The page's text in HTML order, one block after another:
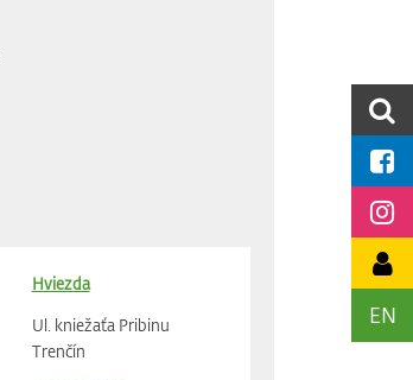
EN
Hviezda
Ul. kniežaťa Pribinu
Trenčín